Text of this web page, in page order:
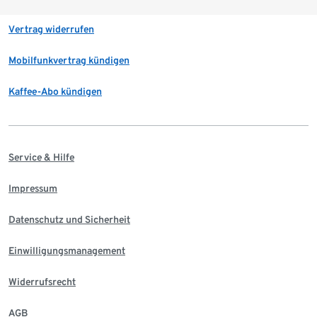
Vertrag widerrufen
Mobilfunkvertrag kündigen
Kaffee-Abo kündigen
Service & Hilfe
Impressum
Datenschutz und Sicherheit
Einwilligungsmanagement
Widerrufsrecht
AGB